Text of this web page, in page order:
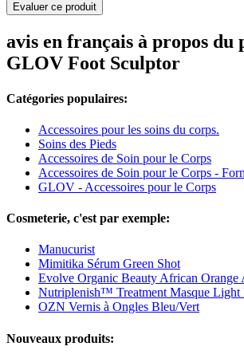
Evaluer ce produit
avis en français à propos du
GLOV Foot Sculptor
Catégories populaires:
Accessoires pour les soins du corps.
Soins des Pieds
Accessoires de Soin pour le Corps
Accessoires de Soin pour le Corps -
GLOV - Accessoires pour le Corps
Cosmeterie, c'est par exemple:
Manucurist
Mimitika Sérum Green Shot
Evolve Organic Beauty African Orange
Nutriplenish™ Treatment Masque Light
OZN Vernis à Ongles Bleu/Vert
Nouveaux produits: